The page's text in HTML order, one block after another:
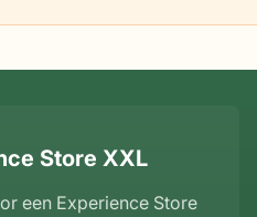
Store XXL
een Experience Store